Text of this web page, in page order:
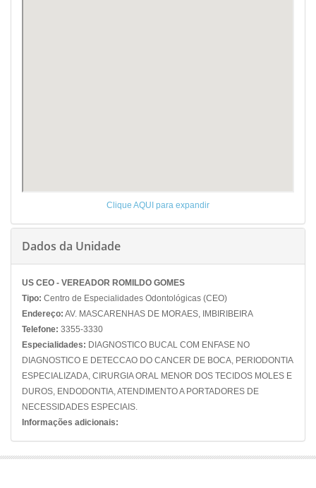
Clique AQUI para expandir
Dados da Unidade
US CEO - VEREADOR ROMILDO GOMES
Tipo: Centro de Especialidades Odontológicas (CEO)
Endereço: AV. MASCARENHAS DE MORAES, IMBIRIBEIRA
Telefone: 3355-3330
Especialidades: DIAGNOSTICO BUCAL COM ENFASE NO
DIAGNOSTICO E DETECCAO DO CANCER DE BOCA, PERIODONTIA
ESPECIALIZADA, CIRURGIA ORAL MENOR DOS TECIDOS MOLES E
DUROS, ENDODONTIA, ATENDIMENTO A PORTADORES DE
NECESSIDADES ESPECIAIS.
Informações adicionais: